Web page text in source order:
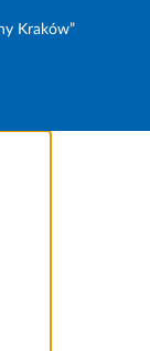
Kraków”